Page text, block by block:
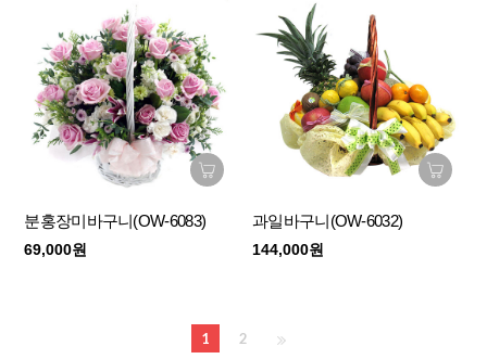
분홍장미바구니(OW-6083)
69,000원
과일바구니(OW-6032)
144,000원
1 2